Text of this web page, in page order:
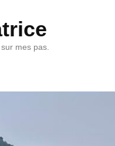
mes pas.